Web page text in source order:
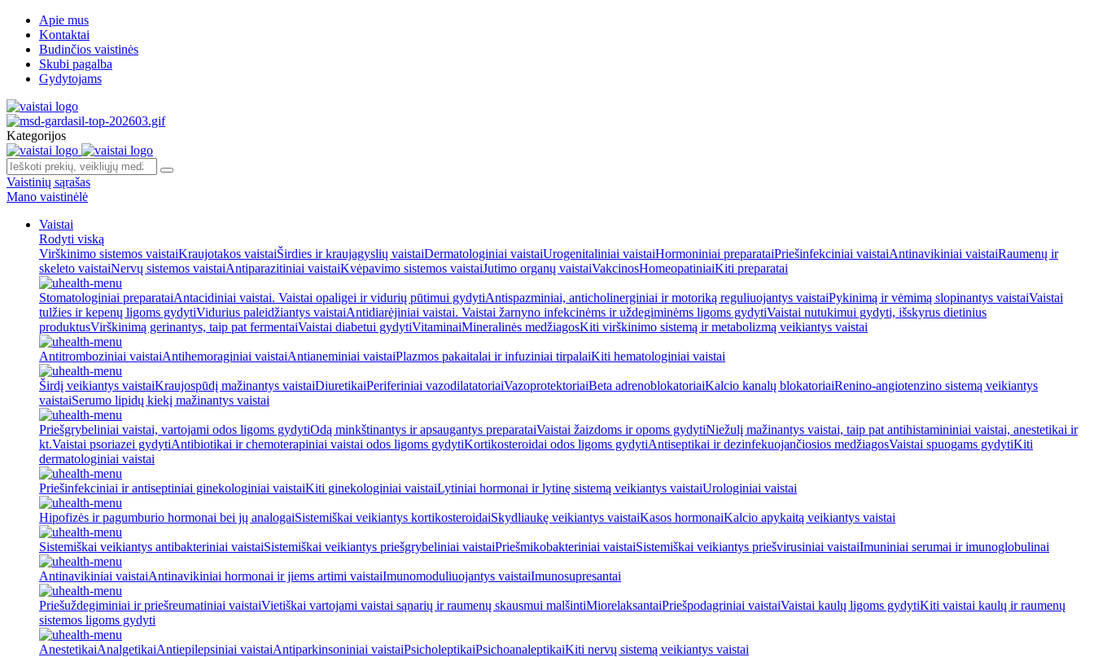
Apie mus
Kontaktai
Budinčios vaistinės
Skubi pagalba
Gydytojams
Kategorijos
Vaistinių sąrašas
Mano vaistinėlė
Vaistai
Rodyti viską
Virškinimo sistemos vaistaiKraujotakos vaistaiŠirdies ir kraujagyslių vaistaiDermatologiniai vaistaiUrogenitaliniai vaistaiHormoniniai preparataiPriešinfekciniai vaistaiAntinavikiniai vaistaiRaumenų ir
skeleto vaistaiNervų sistemos vaistaiAntiparazitiniai vaistaiKvėpavimo sistemos vaistaiJutimo organų vaistaiVakcinosHomeopatiniaiKiti preparatai
Stomatologiniai preparataiAntacidiniai vaistai. Vaistai opaligei ir vidurių pūtimui gydytiAntispazminiai, anticholinerginiai ir motoriką reguliuojantys vaistaiPykinimą ir vėmimą slopinantys vaistaiVaistai
tulžies ir kepenų ligoms gydytiVidurius paleidžiantys vaistaiAntidiarėjiniai vaistai. Vaistai žarnyno infekcinėms ir uždegiminėms ligoms gydytiVaistai nutukimui gydyti, išskyrus dietinius
produktusVirškinimą gerinantys, taip pat fermentaiVaistai diabetui gydytiVitaminaiMineralinės medžiagosKiti virškinimo sistemą ir metabolizmą veikiantys vaistai
Antitromboziniai vaistaiAntihemoraginiai vaistaiAntianeminiai vaistaiPlazmos pakaitalai ir infuziniai tirpalaiKiti hematologiniai vaistai
Širdį veikiantys vaistaiKraujospūdį mažinantys vaistaiDiuretikaiPeriferiniai vazodilatatoriaiVazoprotektoriaiBeta adrenoblokatoriaiKalcio kanalų blokatoriaiRenino-angiotenzino sistemą veikiantys
vaistaiSerumo lipidų kiekį mažinantys vaistai
Priešgrybeliniai vaistai, vartojami odos ligoms gydytiOdą minkštinantys ir apsaugantys preparataiVaistai žaizdoms ir opoms gydytiNiežulį mažinantys vaistai, taip pat antihistamininiai vaistai, anestetikai ir
kt.Vaistai psoriazei gydytiAntibiotikai ir chemoterapiniai vaistai odos ligoms gydytiKortikosteroidai odos ligoms gydytiAntiseptikai ir dezinfekuojančiosios medžiagosVaistai spuogams gydytiKiti
dermatologiniai vaistai
Priešinfekciniai ir antiseptiniai ginekologiniai vaistaiKiti ginekologiniai vaistaiLytiniai hormonai ir lytinę sistemą veikiantys vaistaiUrologiniai vaistai
Hipofizės ir pagumburio hormonai bei jų analogaiSistemiškai veikiantys kortikosteroidaiSkydliaukę veikiantys vaistaiKasos hormonaiKalcio apykaitą veikiantys vaistai
Sistemiškai veikiantys antibakteriniai vaistaiSistemiškai veikiantys priešgrybeliniai vaistaiPriešmikobakteriniai vaistaiSistemiškai veikiantys priešvirusiniai vaistaiImuniniai serumai ir imunoglobulinai
Antinavikiniai vaistaiAntinavikiniai hormonai ir jiems artimi vaistaiImunomoduliuojantys vaistaiImunosupresantai
Priešuždegiminiai ir priešreumatiniai vaistaiVietiškai vartojami vaistai sąnarių ir raumenų skausmui malšintiMiorelaksantaiPriešpodagriniai vaistaiVaistai kaulų ligoms gydytiKiti vaistai kaulų ir raumenų
sistemos ligoms gydyti
AnestetikaiAnalgetikaiAntiepilepsiniai vaistaiAntiparkinsoniniai vaistaiPsicholeptikaiPsichoanaleptikaiKiti nervų sistemą veikiantys vaistai